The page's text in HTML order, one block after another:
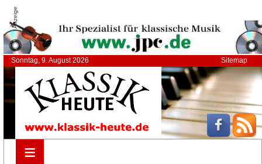
Anzeige
Sonntag, 9. August 2026 Sitemap
≡
≡